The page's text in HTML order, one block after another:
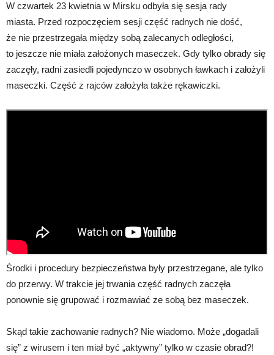
W czwartek 23 kwietnia w Mirsku odbyła się sesja rady
miasta. Przed rozpoczęciem sesji część radnych nie dość,
że nie przestrzegała między sobą zalecanych odległości,
to jeszcze nie miała założonych maseczek. Gdy tylko obrady się
zaczęły, radni zasiedli pojedynczo w osobnych ławkach i założyli
maseczki. Część z rajców założyła także rękawiczki.
Środki i procedury bezpieczeństwa były przestrzegane, ale tylko
do przerwy. W trakcie jej trwania część radnych zaczęła
ponownie się grupować i rozmawiać ze sobą bez maseczek.
Skąd takie zachowanie radnych? Nie wiadomo. Może „dogadali
się” z wirusem i ten miał być „aktywny” tylko w czasie obrad?!